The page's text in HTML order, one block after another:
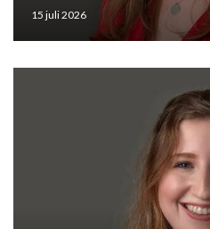
15 juli 2026